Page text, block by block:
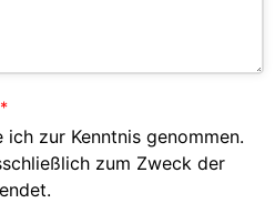
*
zur Kenntnis genommen.
zum Zweck der